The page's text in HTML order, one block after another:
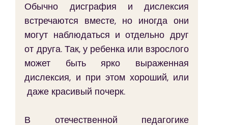
Обычно дисграфия и дислексия
встречаются вместе, но иногда они
могут наблюдаться и отдельно друг
от друга. Так, у ребенка или взрослого
может быть ярко выраженная
дислексия, и при этом хороший, или
даже красивый почерк.
В отечественной педагогике